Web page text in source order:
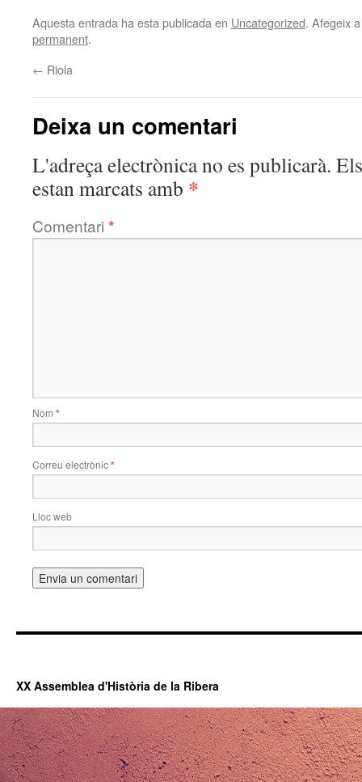
Aquesta entrada ha esta publicada en Uncategorized. Afegeix
permanent.
← Riola
Deixa un comentari
L'adreça electrònica no es publicarà.
estan marcats amb *
Comentari *
Nom *
Correu electrònic*
Lloc web
XX Assemblea d'Història de la Ribera